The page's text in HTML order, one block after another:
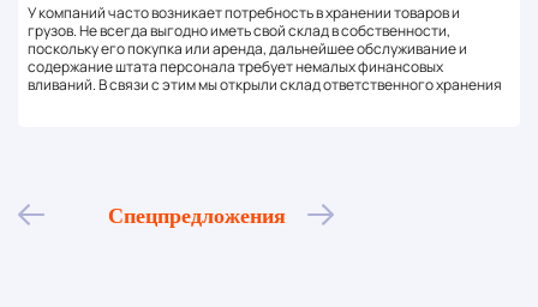
У компаний часто возникает потребность в хранении товаров и
грузов. Не всегда выгодно иметь свой склад в собственности,
поскольку его покупка или аренда, дальнейшее обслуживание и
содержание штата персонала требует немалых финансовых
вливаний. В связи с этим мы открыли склад ответственного хранения
Спецпредложения